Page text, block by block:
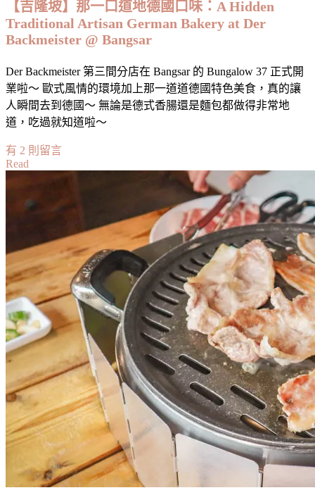
Bangsar
【吉隆坡】那一口道地德國口味：A Hidden
Traditional Artisan German Bakery at Der
Backmeister @ Bangsar
Der Backmeister 第三間分店在 Bangsar 的 Bungalow 37 正式開
業啦～ 歐式風情的環境加上那一道道德國特色美食，真的讓
人瞬間去到德國～ 無論是德式香腸還是麵包都做得非常地
道，吃過就知道啦～
在
〈【吉
坡】
口
道
地
德
國
口
味：
A
Hidden
Traditional
Artisan
German
Bakery
at
Backmeister
有 2 則留言
Read